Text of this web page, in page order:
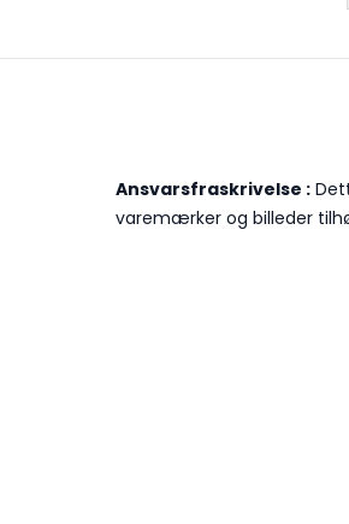
Ansvarsfraskrivelse :
varemærker og billeder